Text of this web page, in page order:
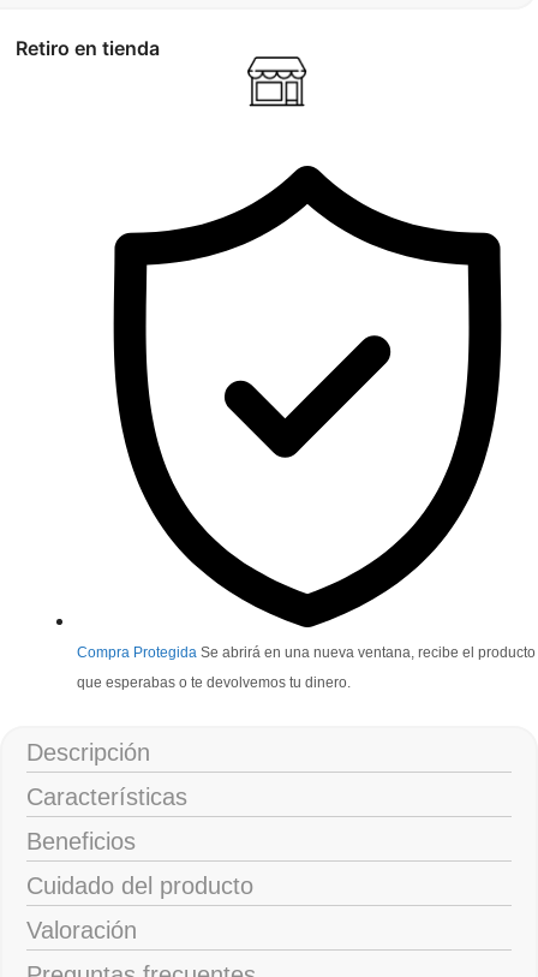
Retiro en tienda
Compra Protegida Se abrirá en una nueva ventana, recibe el producto
que esperabas o te devolvemos tu dinero.
Descripción
Características
Beneficios
Cuidado del producto
Valoración